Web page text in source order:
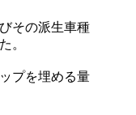
その派生車種
。
プを埋める量